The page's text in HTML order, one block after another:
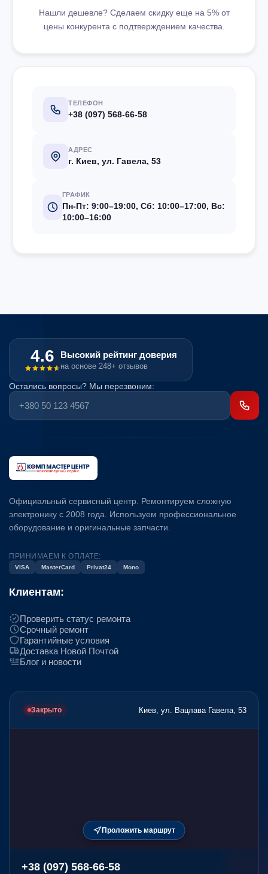
Нашли дешевле? Сделаем скидку еще на 5% от
цены конкурента с подтверждением качества.
ТЕЛЕФОН
+38 (097) 568-66-58
АДРЕС
г. Киев, ул. Гавела, 53
ГРАФИК
Пн-Пт: 9:00–19:00, Сб: 10:00–17:00, Вс:
10:00–16:00
4.6 Высокий рейтинг доверия
на основе 248+ отзывов
Остались вопросы? Мы перезвоним:
Официальный сервисный центр. Ремонтируем сложную
электронику с 2008 года. Используем профессиональное
оборудование и оригинальные запчасти.
ПРИНИМАЕМ К ОПЛАТЕ:
VISA MasterCard Privat24 Mono
Клиентам:
Проверить статус ремонта
Срочный ремонт
Гарантийные условия
Доставка Новой Почтой
Блог и новости
Закрыто Киев, ул. Вацлава Гавела, 53
Проложить маршрут
+38 (097) 568-66-58